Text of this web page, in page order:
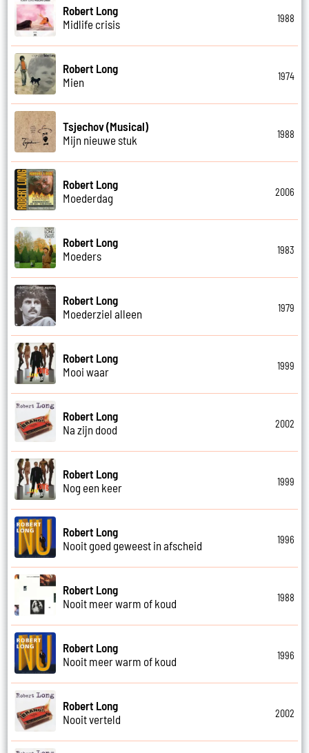
Robert Long
Midlife crisis
1988
Robert Long
Mien
1974
Tsjechov (Musical)
Mijn nieuwe stuk
1988
Robert Long
Moederdag
2006
Robert Long
Moeders
1983
Robert Long
Moederziel alleen
1979
Robert Long
Mooi waar
1999
Robert Long
Na zijn dood
2002
Robert Long
Nog een keer
1999
Robert Long
Nooit goed geweest in afscheid
1996
Robert Long
Nooit meer warm of koud
1988
Robert Long
Nooit meer warm of koud
1996
Robert Long
Nooit verteld
2002